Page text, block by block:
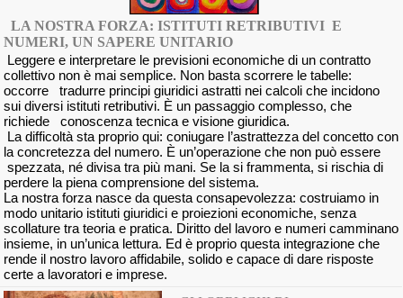
LA NOSTRA FORZA: ISTITUTI RETRIBUTIVI E
NUMERI, UN SAPERE UNITARIO
Leggere e interpretare le previsioni economiche di un contratto
collettivo non è mai semplice. Non basta scorrere le tabelle:
occorre tradurre principi giuridici astratti nei calcoli che incidono
sui diversi istituti retributivi. È un passaggio complesso, che
richiede conoscenza tecnica e visione giuridica.
La difficoltà sta proprio qui: coniugare l’astrattezza del concetto con
la concretezza del numero. È un’operazione che non può essere
spezzata, né divisa tra più mani. Se la si frammenta, si rischia di
perdere la piena comprensione del sistema.
La nostra forza nasce da questa consapevolezza: costruiamo in
modo unitario istituti giuridici e proiezioni economiche, senza
scollature tra teoria e pratica. Diritto del lavoro e numeri camminano
insieme, in un’unica lettura. Ed è proprio questa integrazione che
rende il nostro lavoro affidabile, solido e capace di dare risposte
certe a lavoratori e imprese.